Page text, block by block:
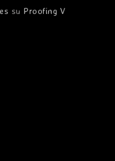
su Proofing V